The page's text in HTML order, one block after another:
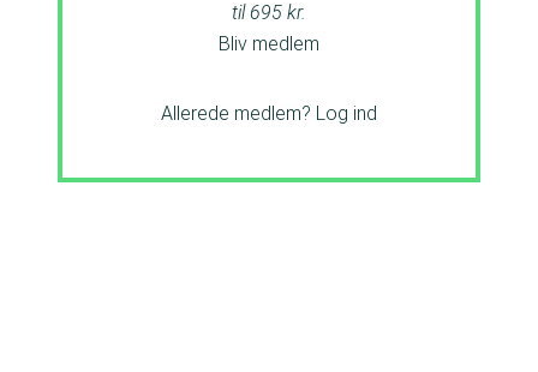
til 695 kr.
Bliv medlem
Allerede medlem? Log ind